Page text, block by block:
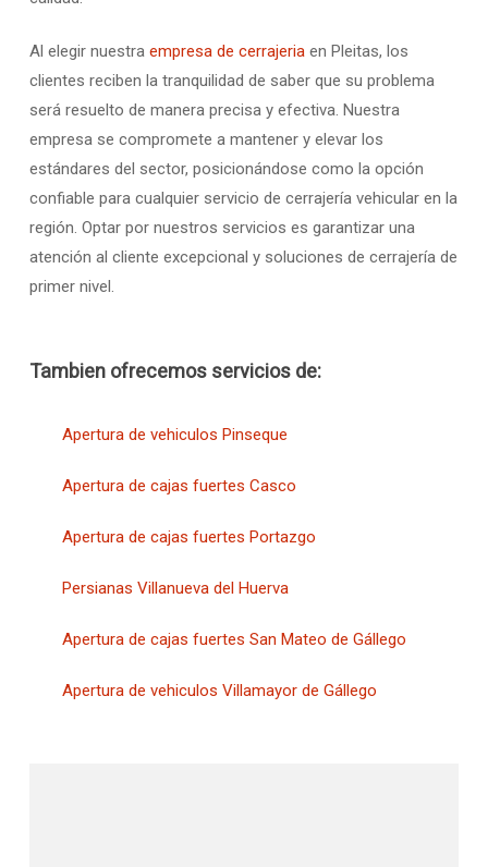
Al elegir nuestra empresa de cerrajeriaen Pleitas, los
clientes reciben la tranquilidad de saber que su problema
será resuelto de manera precisa y efectiva. Nuestra
empresa se compromete a mantener y elevar los
estándares del sector, posicionándose como la opción
confiable para cualquier servicio de cerrajería vehicular en la
región. Optar por nuestros servicios es garantizar una
atención al cliente excepcional y soluciones de cerrajería de
primer nivel.
Tambien ofrecemos servicios de:
Apertura de vehiculos Pinseque
Apertura de cajas fuertes Casco
Apertura de cajas fuertes Portazgo
Persianas Villanueva del Huerva
Apertura de cajas fuertes San Mateo de Gállego
Apertura de vehiculos Villamayor de Gállego